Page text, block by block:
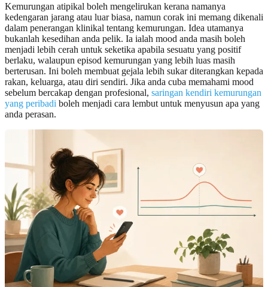
Kemurungan atipikal boleh mengelirukan kerana namanya
kedengaran jarang atau luar biasa, namun corak ini memang dikenali
dalam penerangan klinikal tentang kemurungan. Idea utamanya
bukanlah kesedihan anda pelik. Ia ialah mood anda masih boleh
menjadi lebih cerah untuk seketika apabila sesuatu yang positif
berlaku, walaupun episod kemurungan yang lebih luas masih
berterusan. Ini boleh membuat gejala lebih sukar diterangkan kepada
rakan, keluarga, atau diri sendiri. Jika anda cuba memahami mood
sebelum bercakap dengan profesional, saringan kendiri kemurungan
yang peribadi boleh menjadi cara lembut untuk menyusun apa yang
anda perasan.